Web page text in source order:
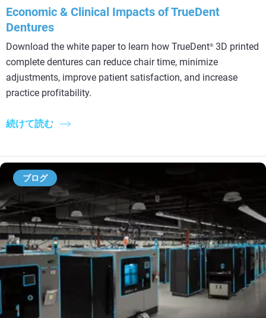
Economic & Clinical Impacts of TrueDent
Dentures
Download the white paper to learn how TrueDent® 3D printed
complete dentures can reduce chair time, minimize
adjustments, improve patient satisfaction, and increase
practice profitability.
続けて読む
ブログ